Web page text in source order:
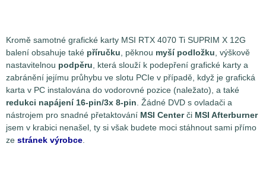
Kromě samotné grafické karty MSI RTX 4070 Ti SUPRIM X 12G
balení obsahuje také příručku , pěknou myší podložku , výškově
nastavitelnou podpěru , která slouží k podepření grafické karty a
zabránění jejímu průhybu ve slotu PCIe v případě, když je grafická
karta v PC instalována do vodorovné pozice (naležato), a také
redukci napájení 16-pin/3x 8-pin . Žádné DVD s ovladači a
nástrojem pro snadné přetaktování MSI Centerči MSI Afterburner
jsem v krabici nenašel, ty si však budete moci stáhnout sami přímo
ze stránek výrobce